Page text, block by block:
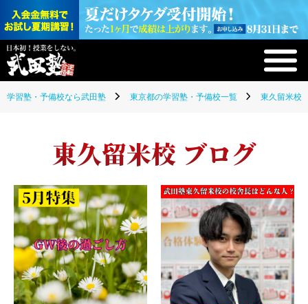
学習塾・予備校なら武田塾 東京都の学習塾・予備校一覧 東久留米校(
東久留米校 ブログ